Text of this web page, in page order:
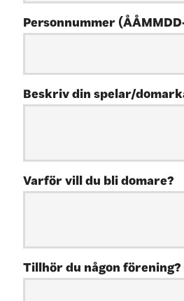
Personnummer
Beskriv din spelar/
Varför vill du bli domare?
Tillhör du någon förening?